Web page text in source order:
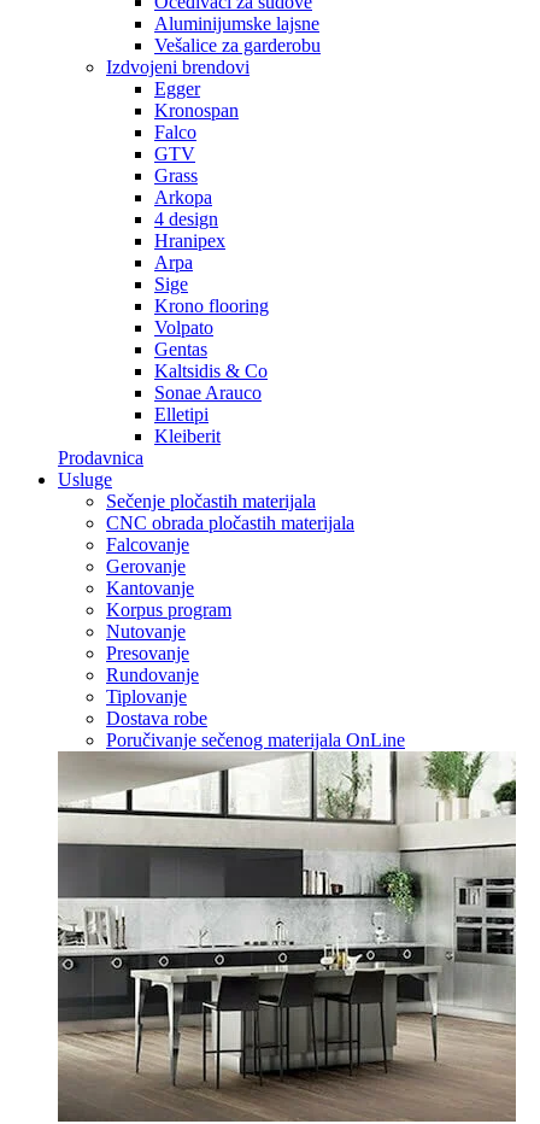
Aluminijumske lajsne
Vešalice za garderobu
Izdvojeni brendovi
Egger
Kronospan
Falco
GTV
Grass
Arkopa
4 design
Hranipex
Arpa
Sige
Krono flooring
Volpato
Gentas
Kaltsidis & Co
Sonae Arauco
Elletipi
Kleiberit
Prodavnica
Usluge
Sečenje pločastih materijala
CNC obrada pločastih materijala
Falcovanje
Gerovanje
Kantovanje
Korpus program
Nutovanje
Presovanje
Rundovanje
Tiplovanje
Dostava robe
Poručivanje sečenog materijala OnLine